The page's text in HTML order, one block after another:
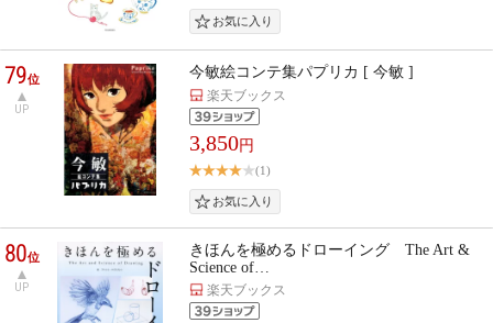
79位
UP
今敏絵コンテ集パプリカ [ 今敏 ]
楽天ブックス
3,850円
(1)
80位
UP
きほんを極めるドローイング The Art &
Science of…
楽天ブックス